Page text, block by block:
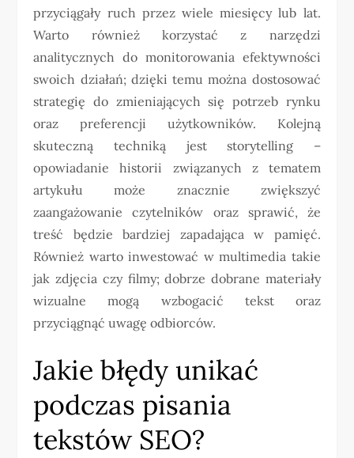
przyciągały ruch przez wiele miesięcy lub lat.
Warto również korzystać z narzędzi
analitycznych do monitorowania efektywności
swoich działań; dzięki temu można dostosować
strategię do zmieniających się potrzeb rynku
oraz preferencji użytkowników. Kolejną
skuteczną techniką jest storytelling –
opowiadanie historii związanych z tematem
artykułu może znacznie zwiększyć
zaangażowanie czytelników oraz sprawić, że
treść będzie bardziej zapadająca w pamięć.
Również warto inwestować w multimedia takie
jak zdjęcia czy filmy; dobrze dobrane materiały
wizualne mogą wzbogacić tekst oraz
przyciągnąć uwagę odbiorców.
Jakie błędy unikać
podczas pisania
tekstów SEO?